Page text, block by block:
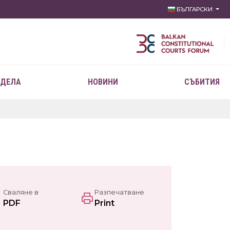
БЪЛГАРСКИ
НОВИНИ СЪБИТИЯ
Сваляне в
PDF
Разпечатване
Print